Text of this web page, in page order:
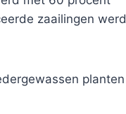
zaailingen werd
planten